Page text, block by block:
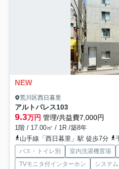
NEW
荒川区西日暮里
アルトパレス103
9.3万円 管理/共益費7,000円
1階 / 17.00㎡ / 1R /築8年
山手線「西日暮里」駅 徒歩7分
バス・トイレ別 室内洗濯機置場
TVモニタ付インターホン
システ